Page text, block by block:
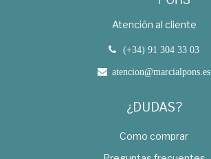
Atención al cliente
(+34) 91 304 33 03
atencion@marcialpons.es
¿DUDAS?
Como comprar